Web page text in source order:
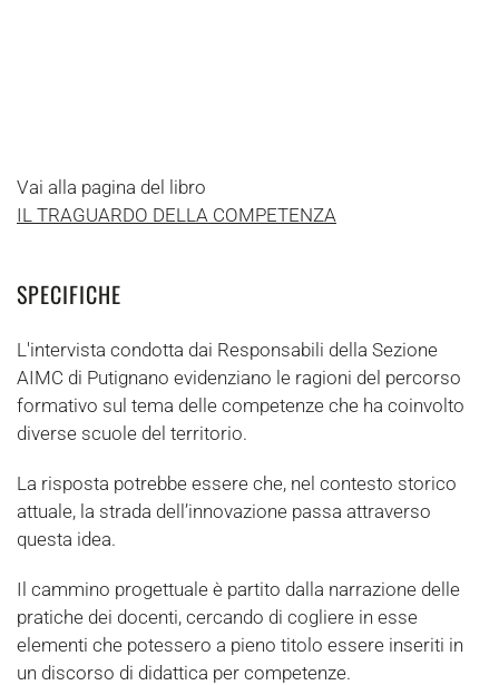
Vai alla pagina del libro
IL TRAGUARDO DELLA COMPETENZA
SPECIFICHE
L'intervista condotta dai Responsabili della Sezione
AIMC di Putignano evidenziano le ragioni del percorso
formativo sul tema delle competenze che ha coinvolto
diverse scuole del territorio.
La risposta potrebbe essere che, nel contesto storico
attuale, la strada dell’innovazione passa attraverso
questa idea.
Il cammino progettuale è partito dalla narrazione delle
pratiche dei docenti, cercando di cogliere in esse
elementi che potessero a pieno titolo essere inseriti in
un discorso di didattica per competenze.